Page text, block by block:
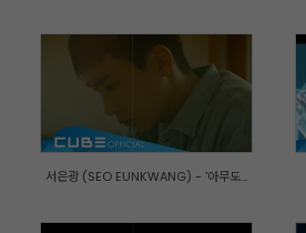
서은광 (SEO EUNKWANG) - '아무도...